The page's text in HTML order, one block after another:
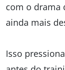
com o drama
ainda mais
Isso